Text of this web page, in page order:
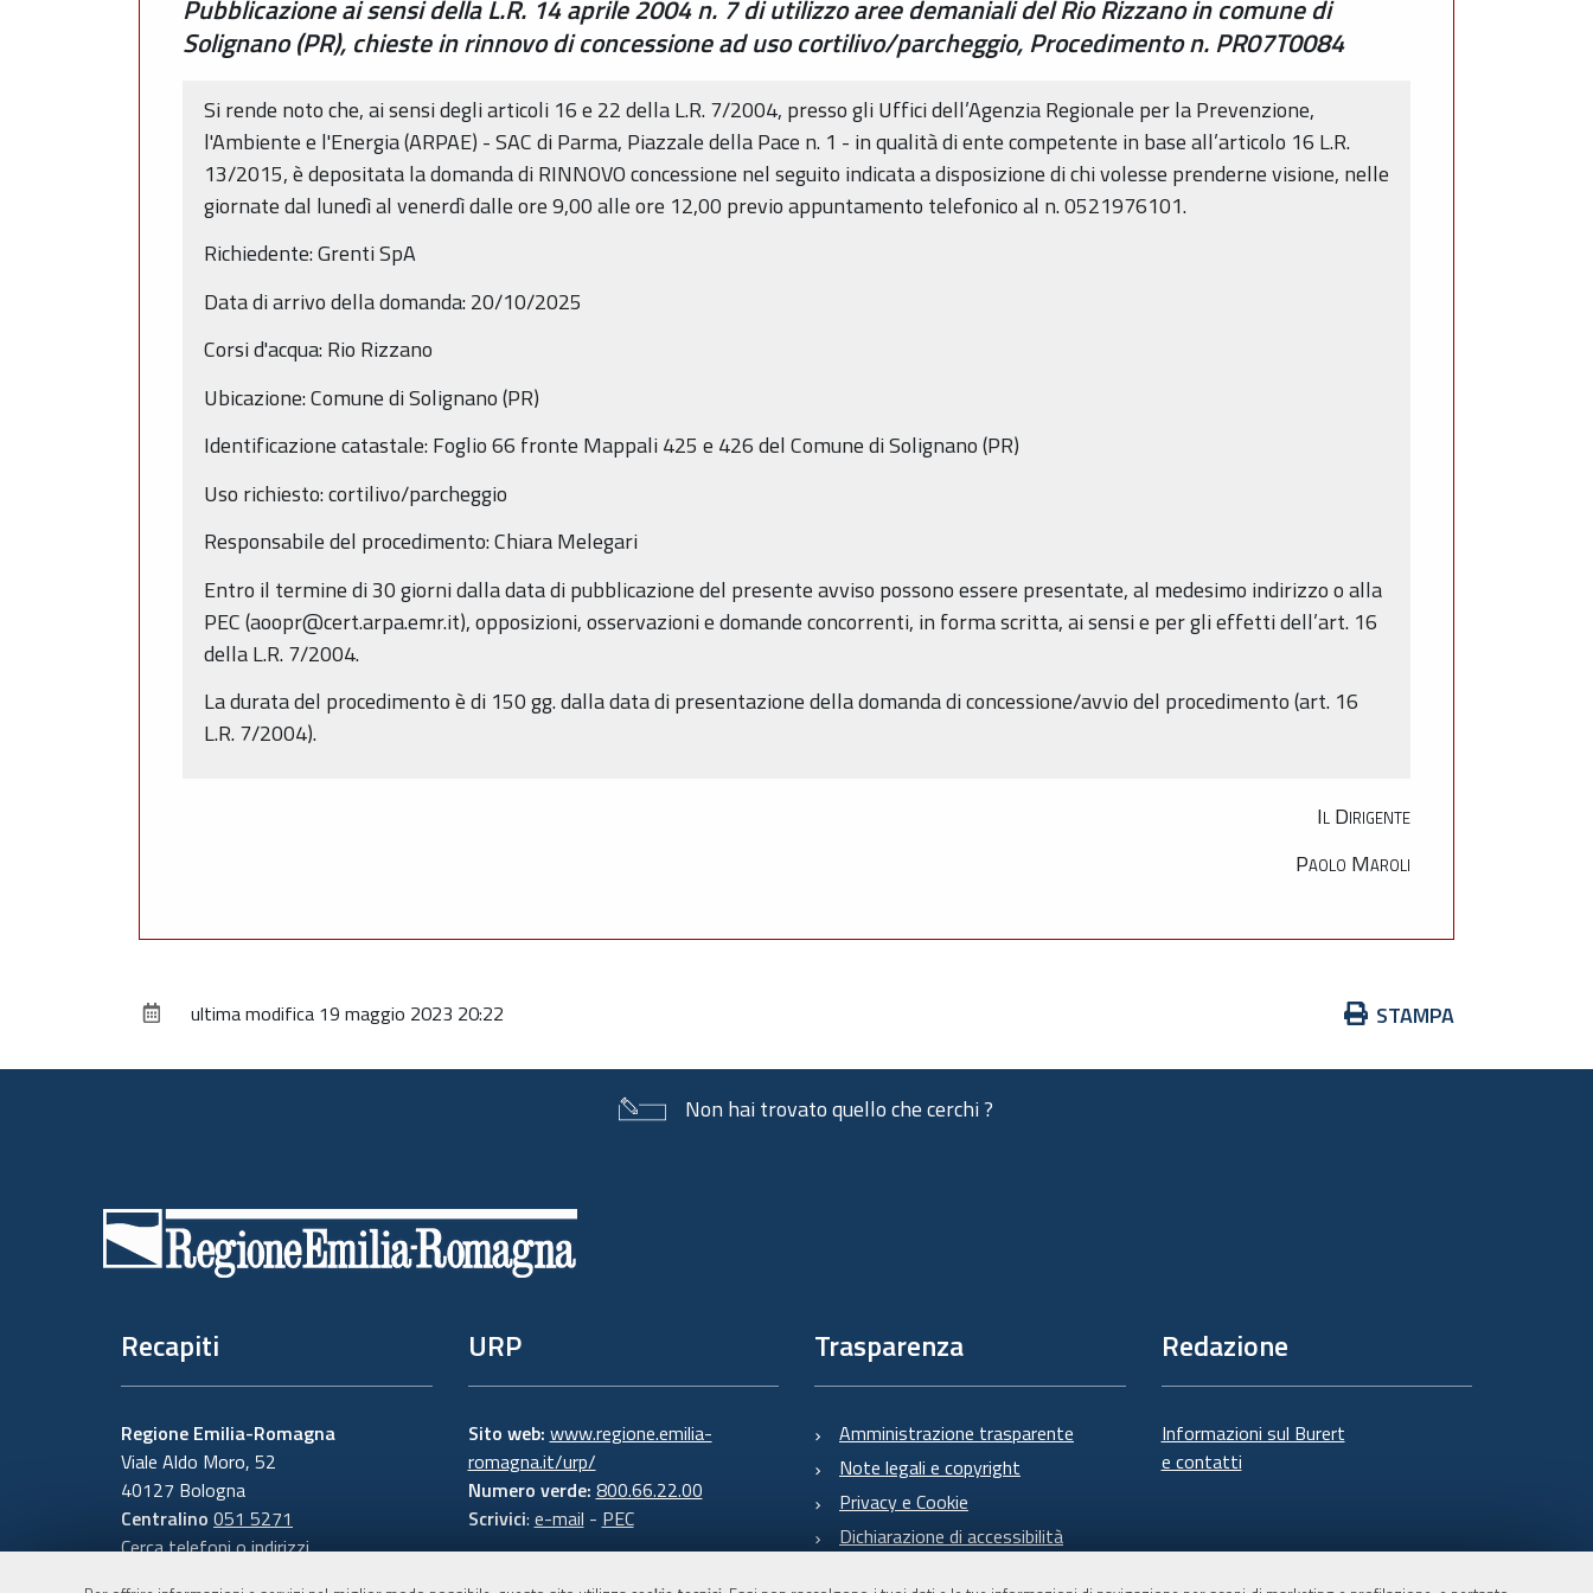
Pubblicazione ai sensi della L.R. 14 aprile 2004 n. 7 di utilizzo aree demaniali del Rio Rizzano in comune di
Solignano (PR), chieste in rinnovo di concessione ad uso cortilivo/parcheggio, Procedimento n. PR07T0084
Si rende noto che, ai sensi degli articoli 16 e 22 della L.R. 7/2004, presso gli Uffici dell’Agenzia Regionale per la Prevenzione,
l'Ambiente e l'Energia (ARPAE) - SAC di Parma, Piazzale della Pace n. 1 - in qualità di ente competente in base all’articolo 16 L.R.
13/2015, è depositata la domanda di RINNOVO concessione nel seguito indicata a disposizione di chi volesse prenderne visione, nelle
giornate dal lunedì al venerdì dalle ore 9,00 alle ore 12,00 previo appuntamento telefonico al n. 0521976101.
Richiedente: Grenti SpA
Data di arrivo della domanda: 20/10/2025
Corsi d'acqua: Rio Rizzano
Ubicazione: Comune di Solignano (PR)
Identificazione catastale: Foglio 66 fronte Mappali 425 e 426 del Comune di Solignano (PR)
Uso richiesto: cortilivo/parcheggio
Responsabile del procedimento: Chiara Melegari
Entro il termine di 30 giorni dalla data di pubblicazione del presente avviso possono essere presentate, al medesimo indirizzo o alla
PEC (aoopr@cert.arpa.emr.it), opposizioni, osservazioni e domande concorrenti, in forma scritta, ai sensi e per gli effetti dell’art. 16
della L.R. 7/2004.
La durata del procedimento è di 150 gg. dalla data di presentazione della domanda di concessione/avvio del procedimento (art. 16
L.R. 7/2004).
Il Dirigente
Paolo Maroli
Azioni
documento
STAMPA
ultima modifica 19 maggio 2023 20:22
Non hai trovato quello che cerchi ?
Recapiti
Regione Emilia-Romagna
Viale Aldo Moro, 52
40127 Bologna
Centralino 051 5271
Cerca telefoni o indirizzi
URP
Sito web: www.regione.emilia-
romagna.it/urp/
Numero verde: 800.66.22.00
Scrivici: e-mail - PEC
Trasparenza
Amministrazione trasparente
Note legali e copyright
Privacy e Cookie
Dichiarazione di accessibilità
Redazione
Informazioni sul Burert
e contatti